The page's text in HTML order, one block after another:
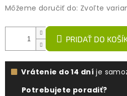
Môžeme doručiť do: Zvoľte
PRIDAŤ DO
Vrátenie do 14 dní je
Potrebujete poradiť?